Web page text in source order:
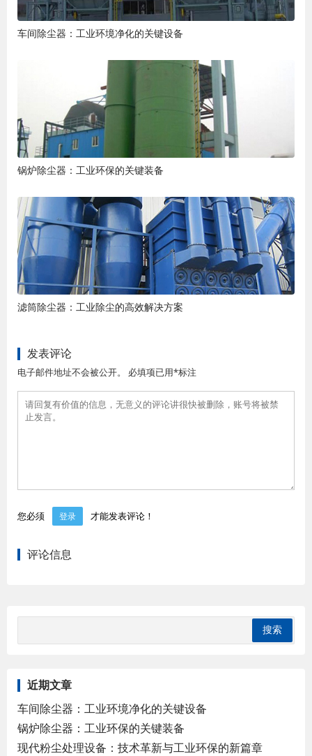
车间除尘器：工业环境净化的关键设备
锅炉除尘器：工业环保的关键装备
滤筒除尘器：工业除尘的高效解决方案
发表评论
电子邮件地址不会被公开。 必填项已用*标注
您必须 登录 才能发表评论！
评论信息
近期文章
车间除尘器：工业环境净化的关键设备
锅炉除尘器：工业环保的关键装备
现代粉尘处理设备：技术革新与工业环保的新篇章